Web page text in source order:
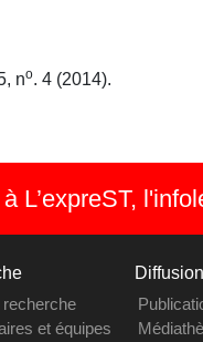
no. 4 (2014).
L’expreST,
et équipes
Diffusion